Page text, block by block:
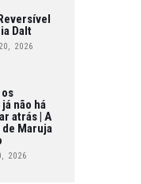
Dalt
2026
não há
atrás | A
de Maruja
2026